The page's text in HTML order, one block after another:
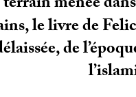
le livre de
de